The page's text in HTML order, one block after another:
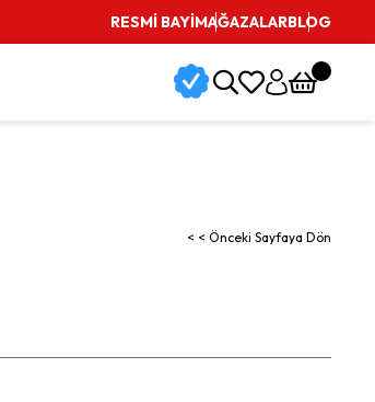
RESMİ BAYİMAĞAZALARBLOG
< < Önceki Sayfaya Dön